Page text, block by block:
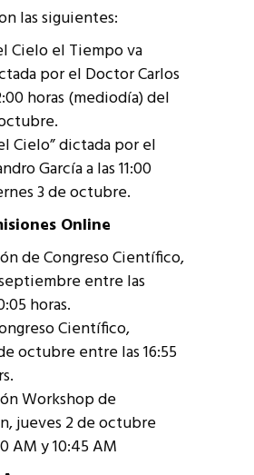
las siguientes:
Cielo el Tiempo va
por el Doctor Carlos
horas (mediodía) del
Cielo” dictada por el
García a las 11:00
3 de octubre.
Online
de Congreso Científico,
entre las
horas.
Científico,
octubre entre las 16:55
Workshop de
jueves 2 de octubre
AM y 10:45 AM